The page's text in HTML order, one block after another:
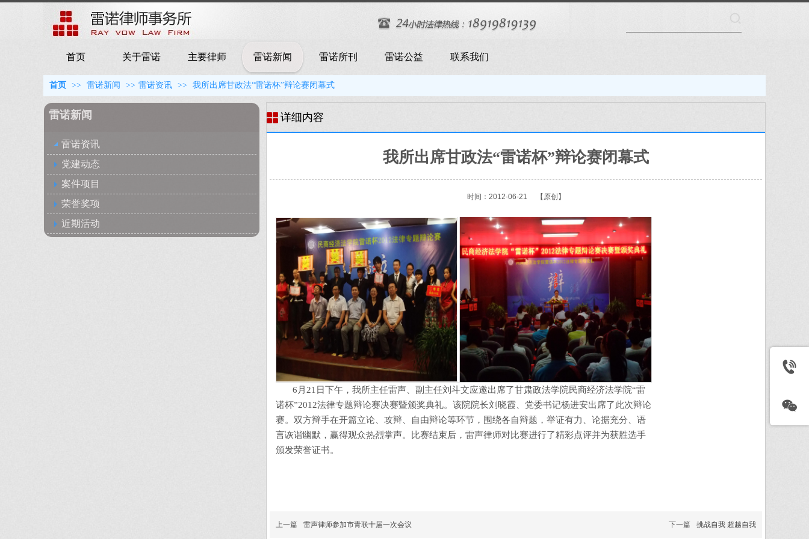
首页 关于雷诺 主要律师 雷诺新闻 雷诺所刊 雷诺公益 联系我们
首页 >> 雷诺新闻 >> 雷诺资讯 >> 我所出席甘政法“雷诺杯”辩论赛闭幕式
雷诺新闻
雷诺资讯
党建动态
案件项目
荣誉奖项
近期活动
详细内容
我所出席甘政法“雷诺杯”辩论赛闭幕式
时间：2012-06-21 【原创】
6月21日下午，我所主任雷声、副主任刘斗文应邀出席了甘肃政法学院民商经济法学院“雷
诺杯”2012法律专题辩论赛决赛暨颁奖典礼。该院院长刘晓霞、党委书记杨进安出席了此次辩论
赛。双方辩手在开篇立论、攻辩、自由辩论等环节，围绕各自辩题，举证有力、论据充分、语
言诙谐幽默，赢得观众热烈掌声。比赛结束后，雷声律师对比赛进行了精彩点评并为获胜选手
颁发荣誉证书。
上一篇 雷声律师参加市青联十届一次会议 下一篇 挑战自我 超越自我